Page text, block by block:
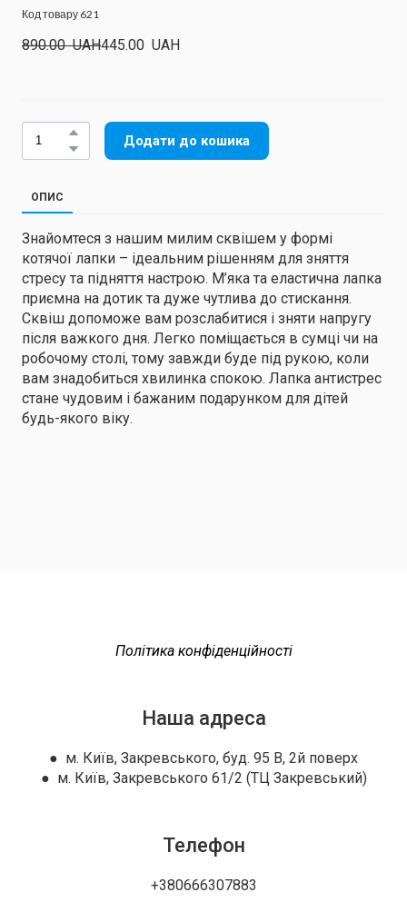
Код товару 621
890.00  UAH445.00  UAH
Додати до кошика
ОПИС
Знайомтеся з нашим милим сквішем у формі
котячої лапки – ідеальним рішенням для зняття
стресу та підняття настрою. М’яка та еластична лапка
приємна на дотик та дуже чутлива до стискання.
Сквіш допоможе вам розслабитися і зняти напругу
після важкого дня. Легко поміщається в сумці чи на
робочому столі, тому завжди буде під рукою, коли
вам знадобиться хвилинка спокою. Лапка антистрес
стане чудовим і бажаним подарунком для дітей
будь-якого віку.
Політика конфіденційності
Наша адреса
● м. Київ, Закревського, буд. 95 В, 2й поверх
● м. Київ, Закревського 61/2 (ТЦ Закревський)
Телефон
+380666307883